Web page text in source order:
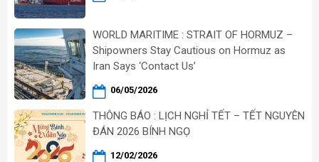
WORLD MARITIME : STRAIT OF HORMUZ –
Shipowners Stay Cautious on Hormuz as
Iran Says ‘Contact Us’
06/05/2026
THÔNG BÁO : LỊCH NGHỈ TẾT – TẾT NGUYÊN
ĐÁN 2026 BÍNH NGỌ
12/02/2026